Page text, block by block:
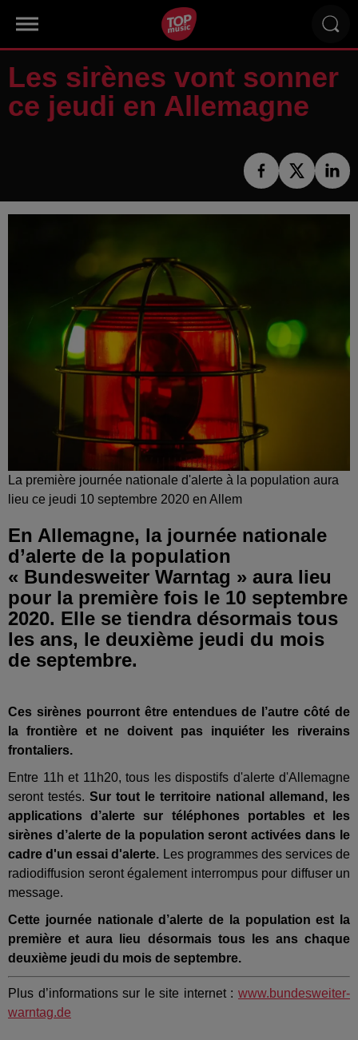
Les sirènes vont sonner
ce jeudi en Allemagne
La première journée nationale d'alerte à la population aura
lieu ce jeudi 10 septembre 2020 en Allem
En Allemagne, la journée nationale
d’alerte de la population
« Bundesweiter Warntag » aura lieu
pour la première fois le 10 septembre
2020. Elle se tiendra désormais tous
les ans, le deuxième jeudi du mois
de septembre.
Ces sirènes pourront être entendues de l’autre côté de
la frontière et ne doivent pas inquiéter les riverains
frontaliers.
Entre 11h et 11h20, tous les dispostifs d'alerte d'Allemagne
seront testés. Sur tout le territoire national allemand, les
applications d’alerte sur téléphones portables et les
sirènes d’alerte de la population seront activées dans le
cadre d'un essai d'alerte. Les programmes des services de
radiodiffusion seront également interrompus pour diffuser un
message.
Cette journée nationale d’alerte de la population est la
première et aura lieu désormais tous les ans chaque
deuxième jeudi du mois de septembre.
Plus d’informations sur le site internet : www.bundesweiter-
warntag.de